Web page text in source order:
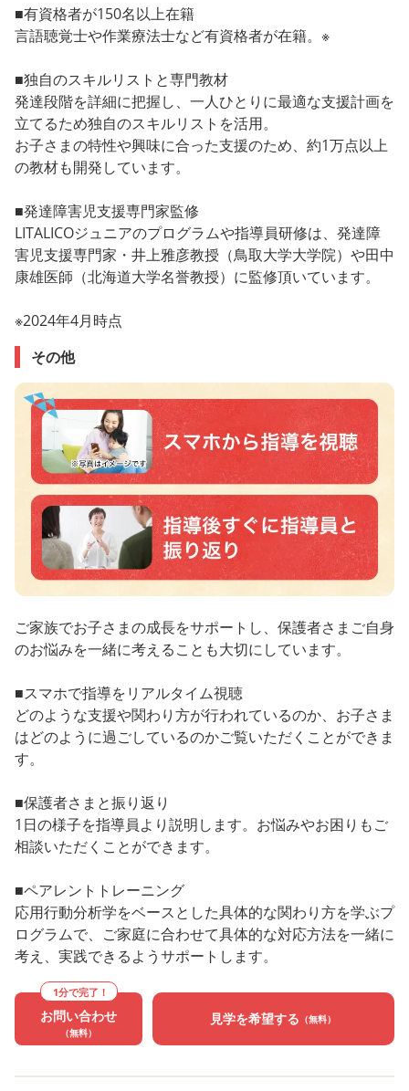
■有資格者が150名以上在籍
言語聴覚士や作業療法士など有資格者が在籍。※
■独自のスキルリストと専門教材
発達段階を詳細に把握し、一人ひとりに最適な支援計画を
立てるため独自のスキルリストを活用。
お子さまの特性や興味に合った支援のため、約1万点以上
の教材も開発しています。
■発達障害児支援専門家監修
LITALICOジュニアのプログラムや指導員研修は、発達障
害児支援専門家・井上雅彦教授（鳥取大学大学院）や田中
康雄医師（北海道大学名誉教授）に監修頂いています。
※2024年4月時点
その他
ご家族でお子さまの成長をサポートし、保護者さまご自身
のお悩みを一緒に考えることも大切にしています。
■スマホで指導をリアルタイム視聴
どのような支援や関わり方が行われているのか、お子さま
はどのように過ごしているのかご覧いただくことができま
す。
■保護者さまと振り返り
1日の様子を指導員より説明します。お悩みやお困りもご
相談いただくことができます。
■ペアレントトレーニング
応用行動分析学をベースとした具体的な関わり方を学ぶプ
ログラムで、ご家庭に合わせて具体的な対応方法を一緒に
考え、実践できるようサポートします。
1分で完了！
お問い合わせ
（無料）
見学を希望する （無料）